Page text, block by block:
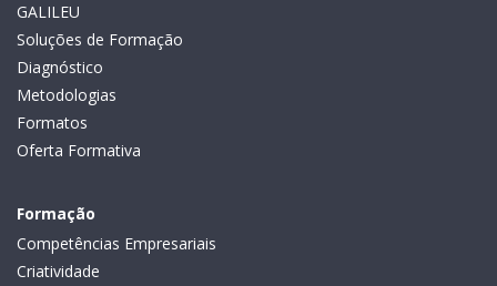
GALILEU
Soluções de Formação
Diagnóstico
Metodologias
Formatos
Oferta Formativa
Formação
Competências Empresariais
Criatividade